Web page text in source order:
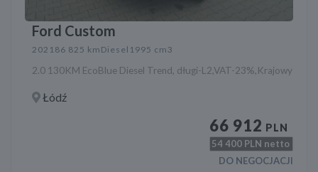
Ford Custom
202186 825 km Diesel 1995 cm3
2.0 130KM EcoBlue Diesel Trend, długi-L2,VAT-23%,Krajowy
Łódź
66 912 PLN
54 400 PLN netto
DO NEGOCJACJI